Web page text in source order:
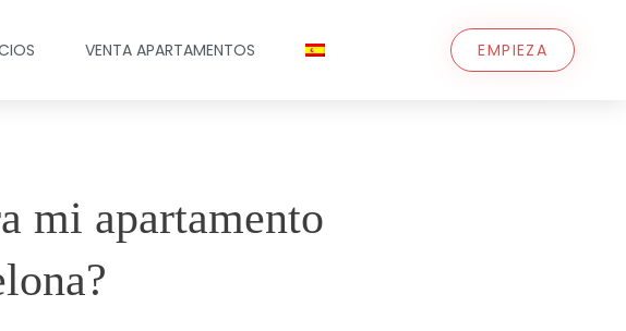
VENTA APARTAMENTOS EMPIEZA
mi apartamento